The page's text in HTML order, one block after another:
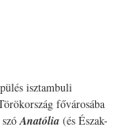
isztambuli
fővárosába
Anatólia (és Észak-